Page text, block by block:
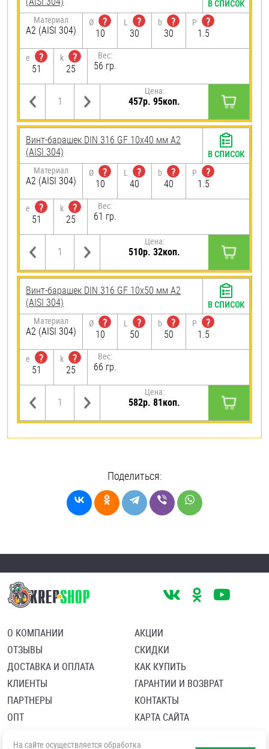
Материал
А2 (AISI 304)
Ø
?
10
L
?
30
b
?
30
P
?
1.5
e
?
51
k
?
25
Вес:
56 гр.
Цена:
457р. 95коп.
В СПИСОК
Винт-барашек DIN 316 GF 10х40 мм А2
(AISI 304)
Материал
А2 (AISI 304)
Ø
?
10
L
?
40
b
?
40
P
?
1.5
e
?
51
k
?
25
Вес:
61 гр.
Цена:
510р. 32коп.
В СПИСОК
Винт-барашек DIN 316 GF 10х50 мм А2
(AISI 304)
Материал
А2 (AISI 304)
Ø
?
10
L
?
50
b
?
50
P
?
1.5
e
?
51
k
?
25
Вес:
66 гр.
Цена:
582р. 81коп.
В СПИСОК
Поделиться:
О КОМПАНИИ
ОТЗЫВЫ
ДОСТАВКА И ОПЛАТА
КЛИЕНТЫ
ПАРТНЕРЫ
ОПТ
АКЦИИ
СКИДКИ
КАК КУПИТЬ
ГАРАНТИИ И ВОЗВРАТ
КОНТАКТЫ
КАРТА САЙТА
Политика в отношении обработки персональных данных
На сайте осуществляется обработка